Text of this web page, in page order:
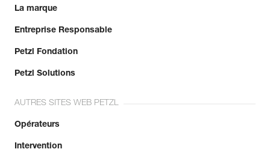
La marque
Entreprise Responsable
Petzl Fondation
Petzl Solutions
AUTRES SITES WEB PETZL
Opérateurs
Intervention